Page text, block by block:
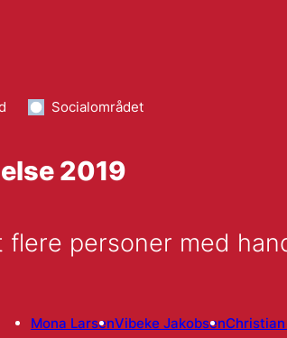
Socialområdet
2019
personer med
Mona LarsenVibeke Jakobsen